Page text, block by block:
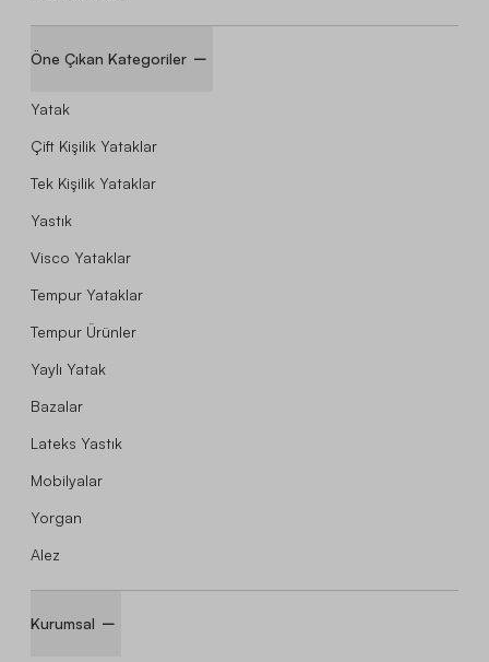
Öne Çıkan Kategoriler
Yatak
Çift Kişilik Yataklar
Tek Kişilik Yataklar
Yastık
Visco Yataklar
Tempur Yataklar
Tempur Ürünler
Yaylı Yatak
Bazalar
Lateks Yastık
Mobilyalar
Yorgan
Alez
Kurumsal